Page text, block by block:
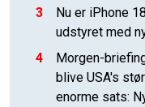
3
Nu er iPhone
udstyret med
4
Morgen-
blive USA's
enorme sats: